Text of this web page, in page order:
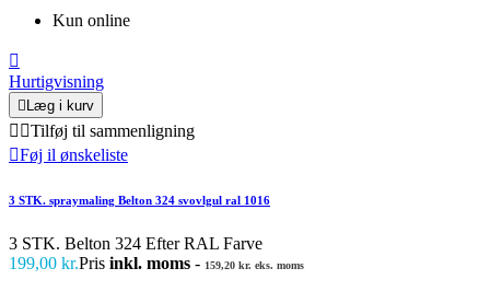
Kun online

Hurtigvisning
 Læg i kurv
 Tilføj til sammenligning
Føj il ønskeliste
3 STK. spraymaling Belton 324 svovlgul ral 1016
3 STK. Belton 324 Efter RAL Farve
199,00 kr.Pris inkl. moms - 159,20 kr. eks. moms